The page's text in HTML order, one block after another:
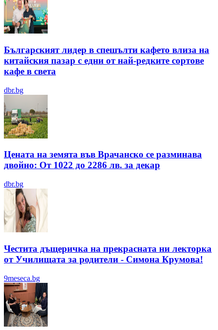
Българският лидер в спешълти кафето влиза на
китайския пазар с едни от най-редките сортове
кафе в света
dbr.bg
Цената на земята във Врачанско се разминава
двойно: От 1022 до 2286 лв. за декар
dbr.bg
Честита дъщеричка на прекрасната ни лекторка
от Училищата за родители - Симона Крумова!
9meseca.bg